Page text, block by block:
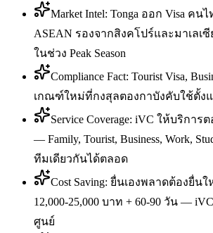
Market Intel: Tonga ออก Visa คน
ASEAN รองจากสิงคโปร์และมาเลเซี
ในช่วง Peak Season
Compliance Fact: Tourist Visa,
เกณฑ์ใหม่ที่กงสุลตองกาบังคับใช้ตั้งแ
Service Coverage: iVC ให้บริการ
— Family, Tourist, Business, Work,
ทีมเดียวกันได้ตลอด
Cost Saving: ยื่นเองพลาดต้องยื่นใ
12,000-25,000 บาท + 60-90 วัน —
ศูนย์